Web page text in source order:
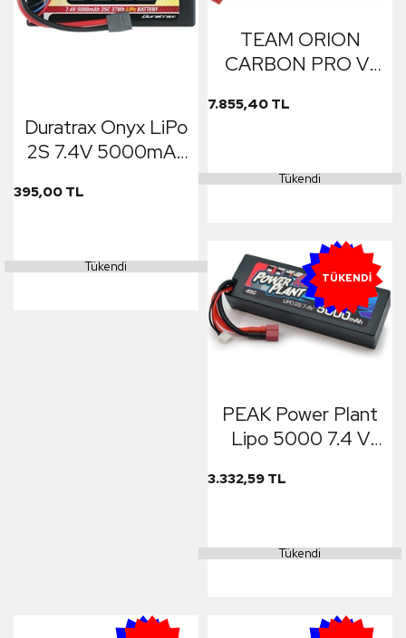
Duratrax Onyx LiPo
2S 7.4V 5000mAh
395,00 TL
Tükendi
TEAM ORION
CARBON PRO V-
8000 mAh 110C
7.855,40 TL
Tükendi
YENI
TÜKENDI
PEAK Power Plant
Lipo 5000 7.4 V
Deans Plug) 12
3.332,59 TL
Tükendi